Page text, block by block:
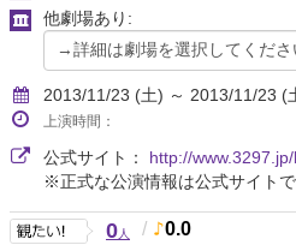
他劇場あり:
2013/11/23 (土) ～ 2013/11/23 (
上演時間：
公式サイト： http://
※正式な公演情報は公式サイトで
0人 / 0.0